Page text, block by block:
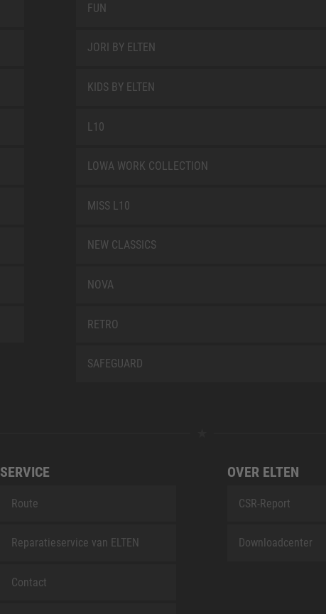
FUN
JORI BY ELTEN
KIDS BY ELTEN
L10
LOWA WORK COLLECTION
MISS L10
NEW CLASSICS
NOVA
RETRO
SAFEGUARD
SERVICE
Route
Reparatieservice van ELTEN
Contact
OVER ELTEN
CSR-Report
Downloadcenter